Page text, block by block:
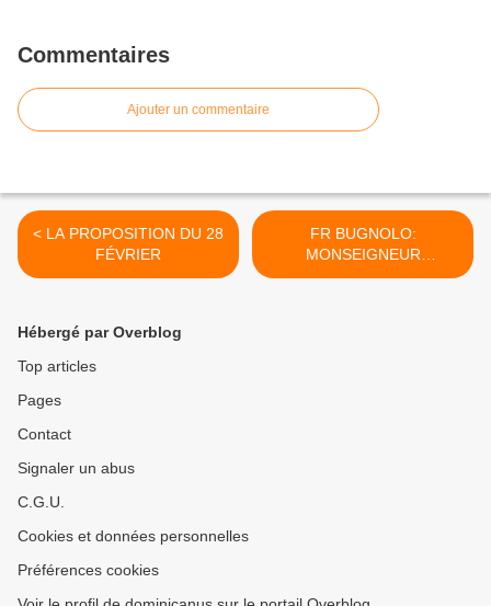
Commentaires
Ajouter un commentaire
< LA PROPOSITION DU 28
FÉVRIER
FR BUGNOLO:
MONSEIGNEUR
SCHNEIDER, VOTRE
Hébergé par Overblog
Top articles
Pages
Contact
Signaler un abus
C.G.U.
Cookies et données personnelles
Préférences cookies